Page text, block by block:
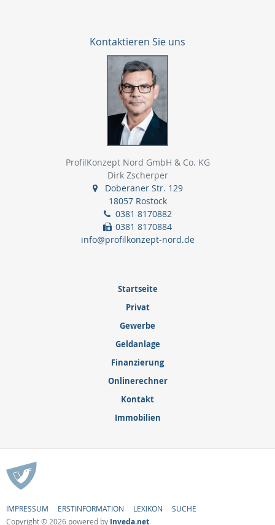
Kontaktieren Sie uns
ProfilKonzept Nord GmbH & Co. KG
Dirk Zscherper
Doberaner Str. 129
18057 Rostock
0381 8170882
0381 8170884
info@profilkonzept-nord.de
Startseite
Privat
Gewerbe
Geldanlage
Finanzierung
Onlinerechner
Kontakt
Immobilien
IMPRESSUM ERSTINFORMATION LEXIKON
SUCHE
Copyright © 2026 powered by Inveda.net